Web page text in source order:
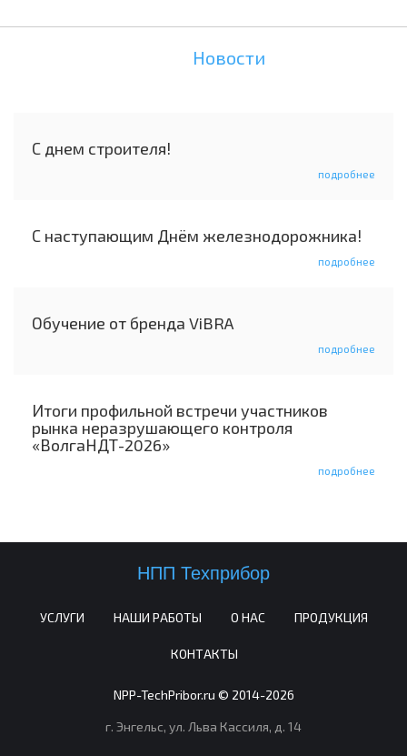
Новости
С днем строителя!
подробнее
С наступающим Днём железнодорожника!
подробнее
Обучение от бренда ViBRA
подробнее
Итоги профильной встречи участников
рынка неразрушающего контроля
«ВолгаНДТ-2026»
подробнее
НПП Техприбор
УСЛУГИ НАШИ РАБОТЫ О НАС ПРОДУКЦИЯ
КОНТАКТЫ
NPP-TechPribor.ru © 2014-2026
г. Энгельс, ул. Льва Кассиля, д. 14